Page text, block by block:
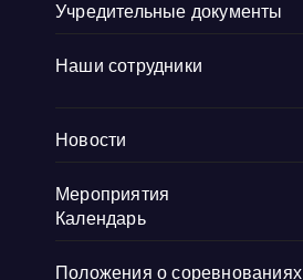
Учредительные документы
Наши сотрудники
Новости
Мероприятия
Календарь
Положения о соревнованиях